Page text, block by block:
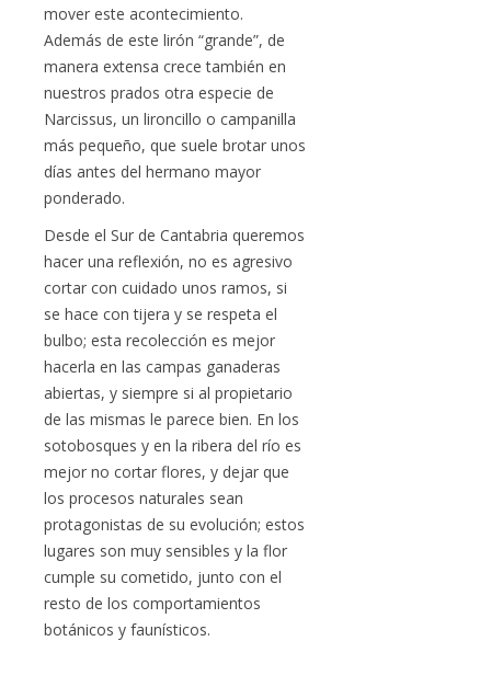
mover este acontecimiento.
Además de este lirón “grande”, de
manera extensa crece también en
nuestros prados otra especie de
Narcissus, un lironcillo o campanilla
más pequeño, que suele brotar unos
días antes del hermano mayor
ponderado.
Desde el Sur de Cantabria queremos
hacer una reflexión, no es agresivo
cortar con cuidado unos ramos, si
se hace con tijera y se respeta el
bulbo; esta recolección es mejor
hacerla en las campas ganaderas
abiertas, y siempre si al propietario
de las mismas le parece bien. En los
sotobosques y en la ribera del río es
mejor no cortar flores, y dejar que
los procesos naturales sean
protagonistas de su evolución; estos
lugares son muy sensibles y la flor
cumple su cometido, junto con el
resto de los comportamientos
botánicos y faunísticos.